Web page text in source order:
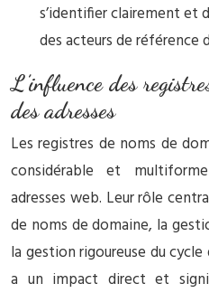
s’identifier clairement et
des acteurs de référence
L’influence des
des adresses
Les registres de noms de
considérable et
adresses web. Leur rôle
de noms de domaine, la
la gestion rigoureuse du
a un impact direct et